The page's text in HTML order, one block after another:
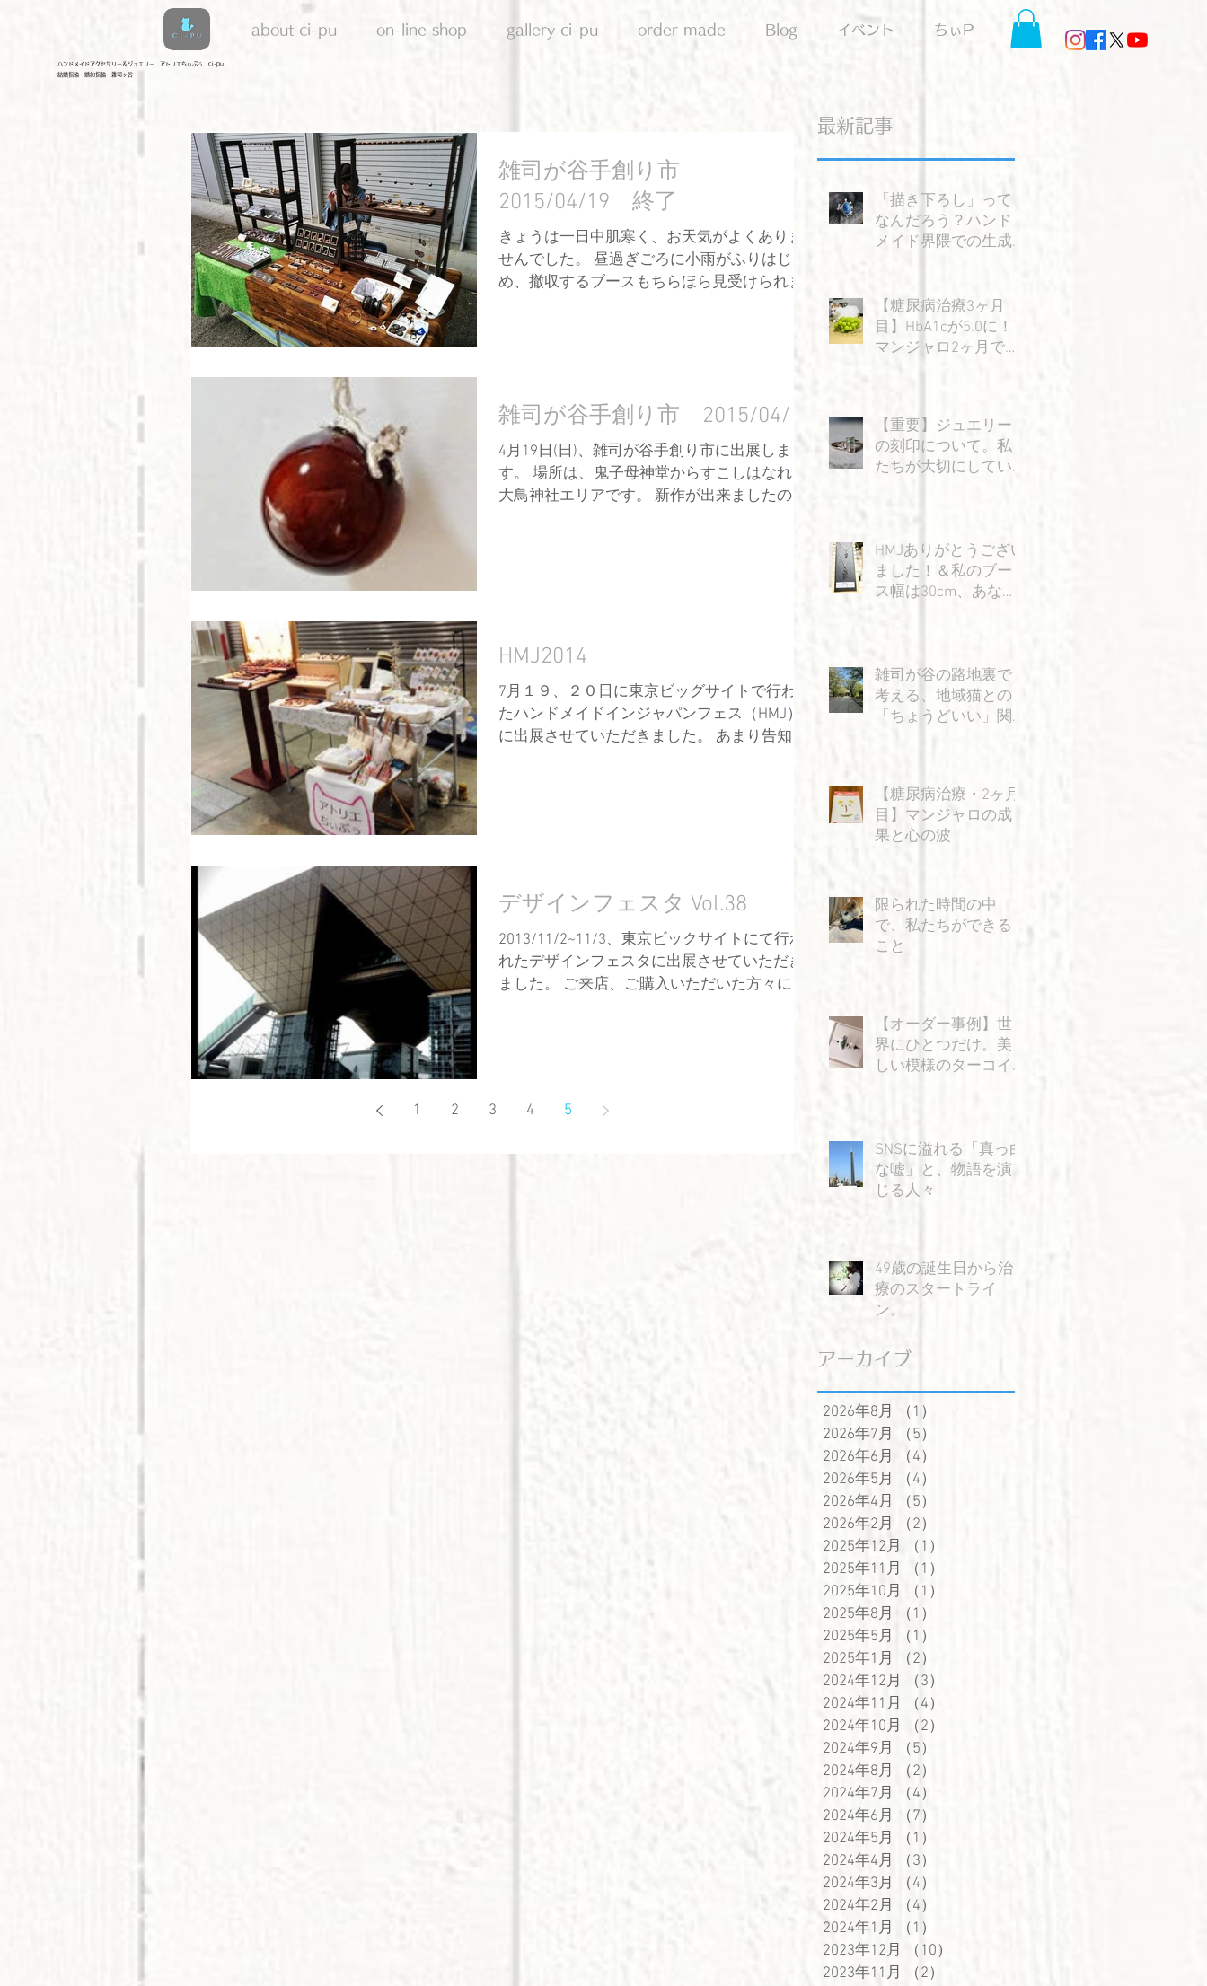
about ci-pu on-line shop gallery ci-pu order made Blog イベント ちぃP
​ハンドメイドアクセサリー＆ジュエリー アトリエちぃぷぅ ci-pu
結婚指輪・婚約指輪 雑司ヶ谷
雑司が谷手創り市
2015/04/19 終了
きょうは一日中肌寒く、お天気がよくありま
せんでした。 昼過ぎごろに小雨がふりはじ
め、撤収するブースもちらほら見受けられま
雑司が谷手創り市 2015/04/19
4月19日(日)、雑司が谷手創り市に出展しま
す。 場所は、鬼子母神堂からすこしはなれた
大鳥神社エリアです。 新作が出来ましたので
HMJ2014
7月１９、２０日に東京ビッグサイトで行われ
たハンドメイドインジャパンフェス（HMJ）
に出展させていただきました。 あまり告知し
デザインフェスタ Vol.38
2013/11/2~11/3、東京ビックサイトにて行わ
れたデザインフェスタに出展させていただき
ました。 ご来店、ご購入いただいた方々にお
1 2 3 4 5
最新記事
「描き下ろし」って
なんだろう？ハンド
メイド界隈での生成AI
【糖尿病治療3ヶ月
目】HbA1cが5.0に！
マンジャロ2ヶ月で感
【重要】ジュエリー
の刻印について。私
たちが大切にしてい
HMJありがとうござい
ました！＆私のブー
ス幅は30cm、あなた
雑司が谷の路地裏で
考える、地域猫との
「ちょうどいい」関
【糖尿病治療・2ヶ月
目】マンジャロの成
果と心の波
限られた時間の中
で、私たちができる
こと
【オーダー事例】世
界にひとつだけ。美
しい模様のターコイ
SNSに溢れる「真っ白
な嘘」と、物語を演
じる人々
49歳の誕生日から治
療のスタートライ
ン。
アーカイブ
2026年8月 （1）
2026年7月
（5）
2026年6月
（4）
2026年5月
（4）
2026年4月
（5）
2026年2月
（2）
2025年12月
（1）
2025年11月
（1）
2025年10月
（1）
2025年8月
（1）
2025年5月
（1）
2025年1月
（2）
2024年12月
（3）
2024年11月
（4）
2024年10月
（2）
2024年9月
（5）
2024年8月
（2）
2024年7月
（4）
2024年6月
（7）
2024年5月
（1）
2024年4月
（3）
2024年3月
（4）
2024年2月
（4）
2024年1月
（1）
2023年12月
（10）
2023年11月
（2）